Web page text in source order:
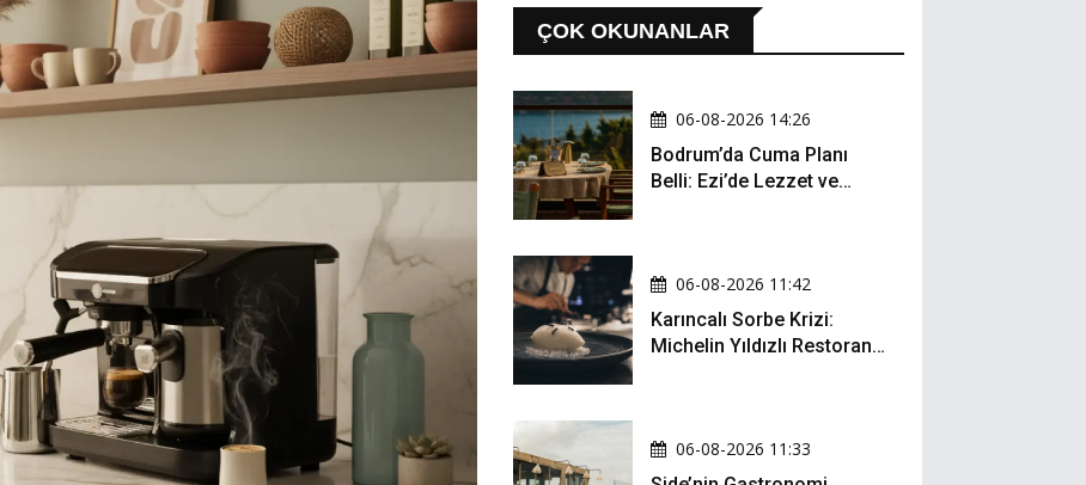
ÇOK OKUNANLAR
06-08-2026 14:26
Bodrum’da Cuma Planı
Belli: Ezi’de Lezzet ve
06-08-2026 11:42
Karıncalı Sorbe Krizi:
Michelin Yıldızlı Restoran
06-08-2026 11:33